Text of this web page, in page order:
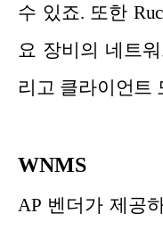
수 있죠. 또한
요 장비의 네트
리고 클라이언트
WNMS
AP 벤더가 제공